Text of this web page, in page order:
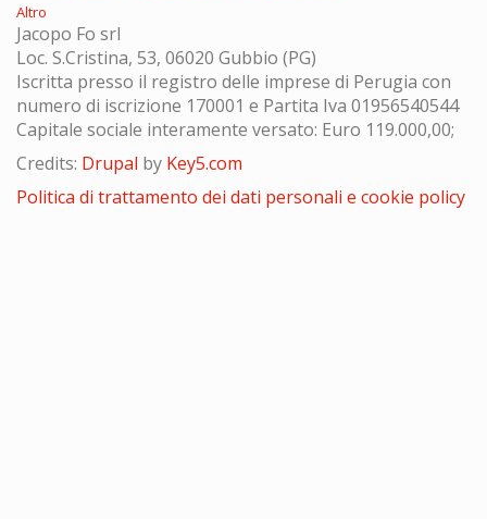
Altro
Jacopo Fo srl
Loc. S.Cristina, 53, 06020 Gubbio (PG)
Iscritta presso il registro delle imprese di Perugia con
numero di iscrizione 170001 e Partita Iva 01956540544
Capitale sociale interamente versato: Euro 119.000,00;
Credits: Drupal by Key5.com
Politica di trattamento dei dati personali e cookie policy